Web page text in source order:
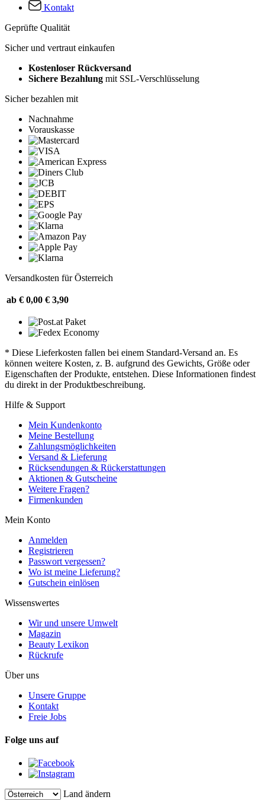
Kontakt
Geprüfte Qualität
Sicher und vertraut einkaufen
Kostenloser Rückversand
Sichere Bezahlung mit SSL-Verschlüsselung
Sicher bezahlen mit
Nachnahme
Vorauskasse
Versandkosten für Österreich
ab € 0,00 € 3,90
* Diese Lieferkosten fallen bei einem Standard-Versand an. Es
können weitere Kosten, z. B. aufgrund des Gewichts, Größe oder
Eigenschaften der Produkte, entstehen. Diese Informationen findest
du direkt in der Produktbeschreibung.
Hilfe & Support
Mein Kundenkonto
Meine Bestellung
Zahlungsmöglichkeiten
Versand & Lieferung
Rücksendungen & Rückerstattungen
Aktionen & Gutscheine
Weitere Fragen?
Firmenkunden
Mein Konto
Anmelden
Registrieren
Passwort vergessen?
Wo ist meine Lieferung?
Gutschein einlösen
Wissenswertes
Wir und unsere Umwelt
Magazin
Beauty Lexikon
Rückrufe
Über uns
Unsere Gruppe
Kontakt
Freie Jobs
Folge uns auf
Land ändern